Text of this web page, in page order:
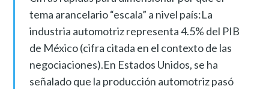
tema arancelario “escala” a nivel país:La
industria automotriz representa 4.5% del PIB
de México (cifra citada en el contexto de las
negociaciones).En Estados Unidos, se ha
señalado que la producción automotriz pasó